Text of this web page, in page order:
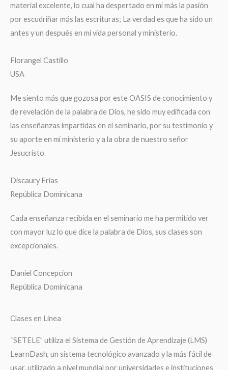
material excelente, lo cual ha despertado en mí más la pasión
por escudriñar más las escrituras; La verdad es que ha sido un
antes y un después en mi vida personal y ministerio.
Florangel Castillo
USA
Me siento más que gozosa por este OASIS de conocimiento y
de revelación de la palabra de Dios, he sido muy edificada con
las enseñanzas impartidas en el seminario, por su testimonio y
su aporte en mi ministerio y a la obra de nuestro señor
Jesucristo.
Discaury Frias
República Dominicana
Cada enseñanza recibida en el seminario me ha permitido ver
con mayor luz lo que dice la palabra de Dios, sus clases son
excepcionales.
Daniel Concepcion
República Dominicana
Clases en Linea
“SETELE” utiliza el Sistema de Gestión de Aprendizaje (LMS)
LearnDash, un sistema tecnológico avanzado y la más fácil de
usar, utilizado a nivel mundial por universidades e instituciones